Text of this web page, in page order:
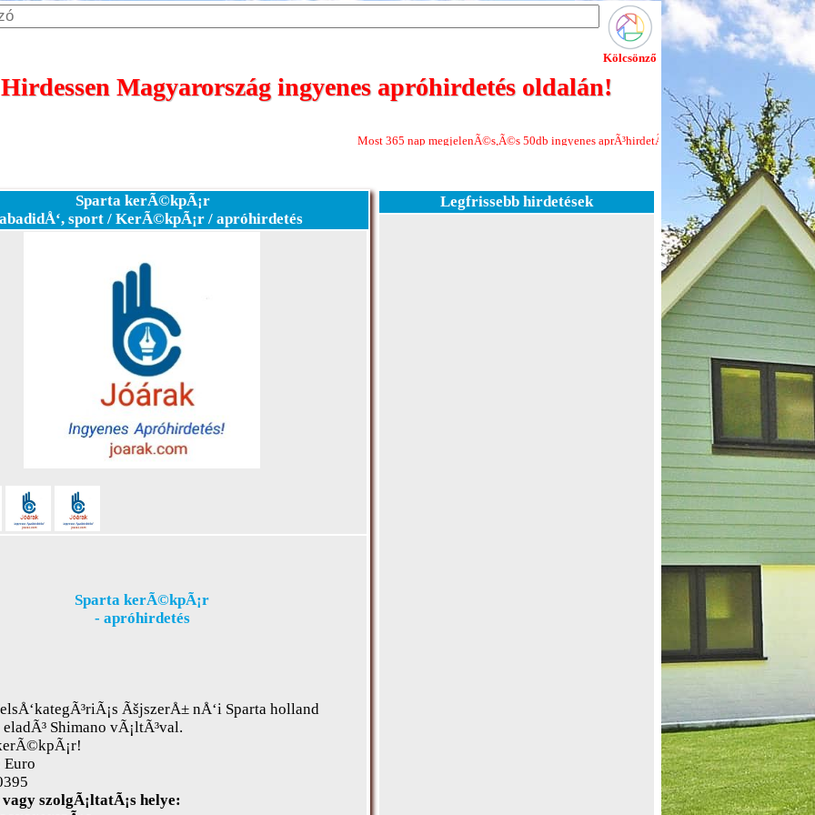
Kölcsönző
Magyarország ingyenes apróhirdetés oldalán!
Most 365 nap megjelenÃ©s,Ã©s 50db ingyenes aprÃ³hirdetÃ©s minden Ãºj regisztrÃ¡ciÃ³hoz!Jelenleg a
Sparta kerÃ©kpÃ¡r
sport / KerÃ©kpÃ¡r / apróhirdetés
Sparta kerÃ©kpÃ¡r
- apróhirdetés
ÃšjszerÅ± nÅ‘i Sparta holland
Shimano vÃ¡ltÃ³val.
Euro
szolgÃ¡ltatÃ¡s helye:
Legfrissebb hirdetések